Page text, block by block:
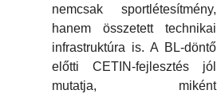
nemcsak sportlétesítmény,
hanem összetett technikai
infrastruktúra is. A BL-döntő
előtti CETIN-fejlesztés jól
mutatja, miként